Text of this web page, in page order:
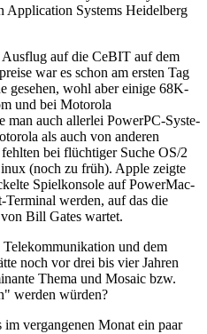
Systems Heidelberg
auf die CeBIT auf dem
war es schon am ersten Tag
gesehen, wohl aber einige 68K-
und bei Motorola
man auch allerlei PowerPC-Syste-
als auch von anderen
bei flüchtiger Suche OS/2
(noch zu früh). Apple zeigte
Spielkonsole auf PowerMac-
werden, auf das die
Bill Gates wartet.
und dem
noch vor drei bis vier Jahren
Thema und Mosaic bzw.
werden würden?
vergangenen Monat ein paar